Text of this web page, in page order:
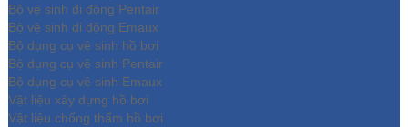
Bộ vệ sinh di động Pentair
Bộ vệ sinh di động Emaux
Bộ dụng cụ vệ sinh hồ bơi
Bộ dụng cụ vệ sinh Pentair
Bộ dụng cụ vệ sinh Emaux
Vật liệu xây dựng hồ bơi
Vật liệu chống thấm hồ bơi